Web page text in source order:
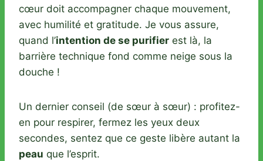
cœur doit accompagner chaque mouvement,
avec humilité et gratitude. Je vous assure,
quand l’intention de se purifier est là, la
barrière technique fond comme neige sous la
douche !
Un dernier conseil (de sœur à sœur) : profitez-
en pour respirer, fermez les yeux deux
secondes, sentez que ce geste libère autant la
peau que l’esprit.